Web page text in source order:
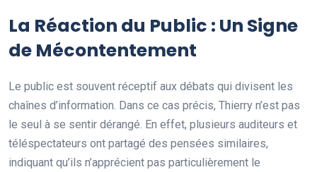
La Réaction du Public : Un Signe
de Mécontentement
Le public est souvent réceptif aux débats qui divisent les
chaînes d’information. Dans ce cas précis, Thierry n’est pas
le seul à se sentir dérangé. En effet, plusieurs auditeurs et
téléspectateurs ont partagé des pensées similaires,
indiquant qu’ils n’apprécient pas particulièrement le